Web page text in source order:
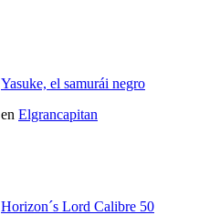
Yasuke, el samurái negro
en Elgrancapitan
Horizon´s Lord Calibre 50